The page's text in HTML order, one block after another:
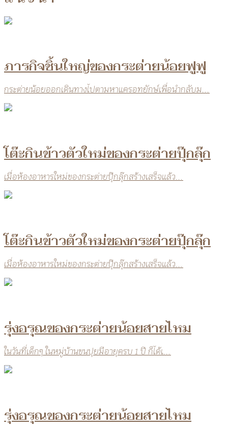
ภารกิจชิ้นใหญ่ของกระต่ายน้อยฟูฟู
กระต่ายน้อยออกเดินทางไปตามหาแครอทยักษ์เพื่อนำกลับม...
โต๊ะกินข้าวตัวใหม่ของกระต่ายปุ๊กลุ๊ก
เมื่อห้องอาหารใหม่ของกระต่ายปุ๊กลุ๊กสร้างเสร็จแล้ว...
โต๊ะกินข้าวตัวใหม่ของกระต่ายปุ๊กลุ๊ก
เมื่อห้องอาหารใหม่ของกระต่ายปุ๊กลุ๊กสร้างเสร็จแล้ว...
รุ่งอรุณของกระต่ายน้อยสายไหม
ในวันที่เด็กๆ ในหมู่บ้านขนปุยมีอายุครบ 1 ปี ก็ได้เ...
รุ่งอรุณของกระต่ายน้อยสายไหม